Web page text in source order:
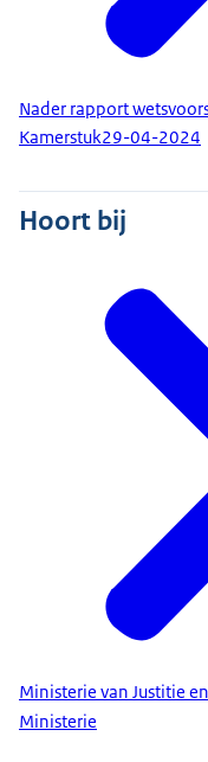
Nader rapport
Kamerstuk29-04-2024
Hoort bij
Ministerie van Justitie
Ministerie